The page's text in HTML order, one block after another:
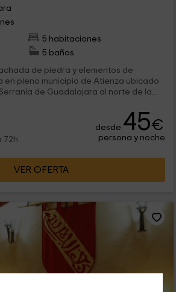
5 habitaciones
5 baños
de piedra y elementos de
en pleno municipio de Atienza ubicado
de Guadalajara al norte de la...
72h
desde 45€
persona y noche
VER OFERTA